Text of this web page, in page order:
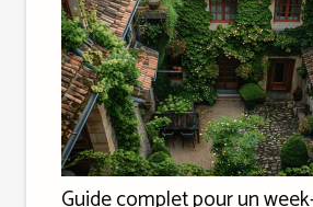
Guide complet pour un